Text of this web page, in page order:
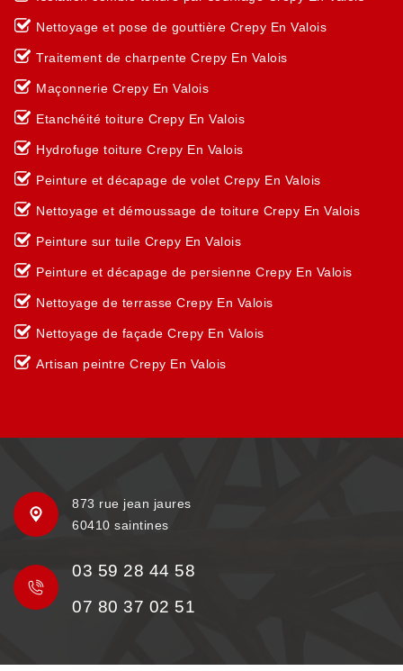
Nettoyage et pose de gouttière Crepy En Valois
Traitement de charpente Crepy En Valois
Maçonnerie Crepy En Valois
Etanchéité toiture Crepy En Valois
Hydrofuge toiture Crepy En Valois
Peinture et décapage de volet Crepy En Valois
Nettoyage et démoussage de toiture Crepy En Valois
Peinture sur tuile Crepy En Valois
Peinture et décapage de persienne Crepy En Valois
Nettoyage de terrasse Crepy En Valois
Nettoyage de façade Crepy En Valois
Artisan peintre Crepy En Valois
873 rue jean jaures
60410 saintines
03 59 28 44 58
07 80 37 02 51